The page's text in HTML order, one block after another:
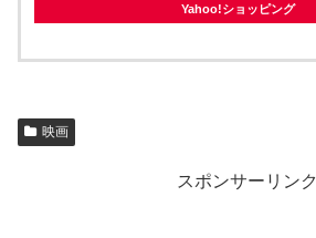
Yahoo!ショッピング
映画
スポンサーリンク